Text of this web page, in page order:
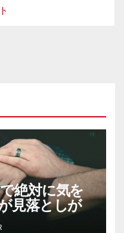
絶対に気を
見落としが